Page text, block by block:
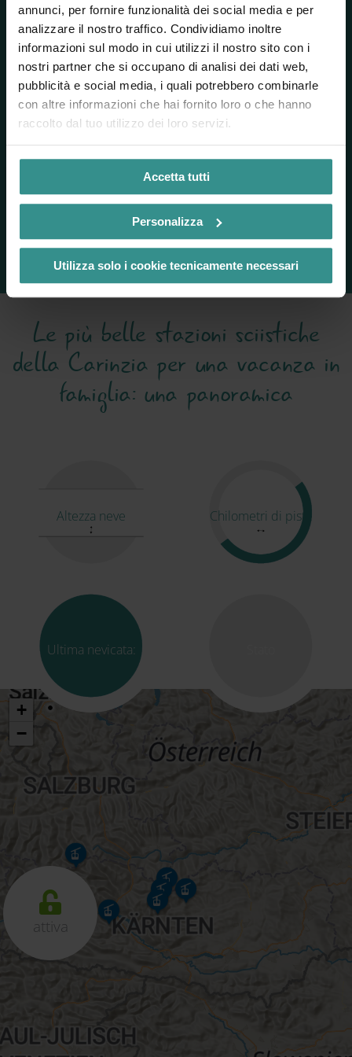
annunci, per fornire funzionalità dei social media e per
analizzare il nostro traffico. Condividiamo inoltre
informazioni sul modo in cui utilizzi il nostro sito con i
nostri partner che si occupano di analisi dei dati web,
pubblicità e social media, i quali potrebbero combinarle
con altre informazioni che hai fornito loro o che hanno
raccolto dal tuo utilizzo dei loro servizi.
Accetta tutti
Personalizza
Utilizza solo i cookie tecnicamente necessari
Hotel, appartamenti e fattorie a conduzione familiare vicino
alle piste e alle terme. Con strutture per bambini, camere
flessibili, cantina e possibilità di colazione. A seconda della
struttura, sono disponibili agevolazioni come lo skipass
gratuito o il KIDS ON SKI.
Scoprire e prenotare alloggi per
famiglie
Le più belle stazioni sciistiche
della Carinzia per una vacanza in
famiglia: una panoramica
Altezza neve Chilometri di piste
Ultima nevicata:
attiva
+
−